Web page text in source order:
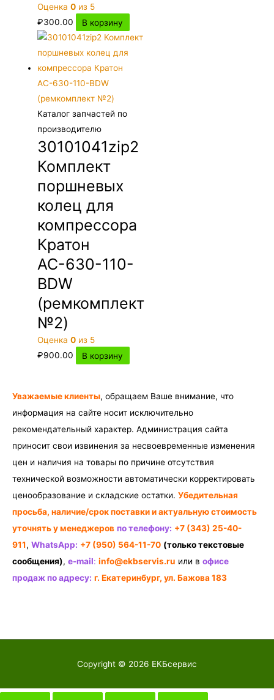
Оценка0 из 5
₽300.00 В корзину
Каталог запчастей по
производителю
30101041zip2
Комплект
поршневых
колец для
компрессора
Кратон
АС-630-110-
BDW
(ремкомплект
№2)
Оценка0 из 5
₽900.00 В корзину
Уважаемые клиенты, обращаем Ваше внимание, что
информация на сайте носит исключительно
рекомендательный характер. Администрация сайта
приносит свои извинения за несвоевременные изменения
цен и наличия на товары по причине отсутствия
технической возможности автоматически корректировать
ценообразование и складские остатки. Убедительная
просьба, наличие/срок поставки и актуальную стоимость
уточнять у менеджеров по телефону: +7 (343) 25-40-
911, WhatsApp: +7 (950) 564-11-70 (только текстовые
сообщения), e-mail: info@ekbservis.ru или в офисе
продаж по адресу: г. Екатеринбург, ул. Бажова 183
Copyright © 2026 ЕКБсервис